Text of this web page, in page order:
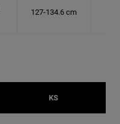
127-134.6 cm
KS